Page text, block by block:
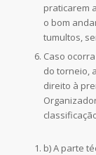
praticarem
o bom
tumultos,
Caso
do torneio,
direito à
b) A parte